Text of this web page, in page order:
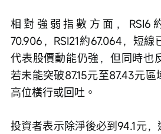
相對強弱指數方面，RSI6
70.906，RSI21約67.064，短
代表股價動能仍強，但同時也
若未能突破87.15元至87.43元
高位橫行或回吐。
投資者表示除淨後必到94.1元